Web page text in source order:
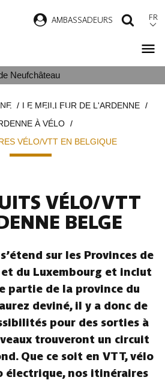
AMBASSADEURS FR
LE MEILLEUR DE L'ARDENNE
À VÉLO
VÉLO/VTT EN BELGIQUE
VÉLO/VTT
BELGE
sur les Provinces de
et du Luxembourg et inclut
partie de la province du
deviné, il y a donc de
pour des sorties à
trouveront un circuit
Que ce soit en VTT, vélo
électrique, nos itinéraires